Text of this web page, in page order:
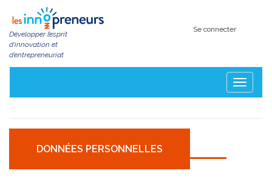
contenu
principal
Développer l’esprit
d’innovation et
d’entrepreneuriat
Se connecter
Toggle
navigation
DONNÉES PERSONNELLES